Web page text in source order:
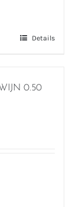
Details
0.50